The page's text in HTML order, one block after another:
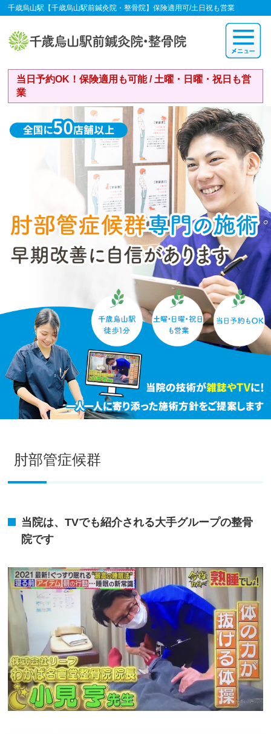
千歳烏山駅【千歳烏山駅前鍼灸院・整骨院】保険適用可/土日祝も営業
当日予約OK！保険適用も可能 / 土曜・日曜・祝日も営
業
肘部管症候群
当院は、TVでも紹介される大手グループの整骨
院です